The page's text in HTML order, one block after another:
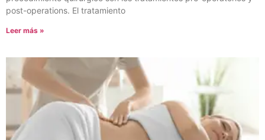
post-operations. El tratamiento
Leer más »